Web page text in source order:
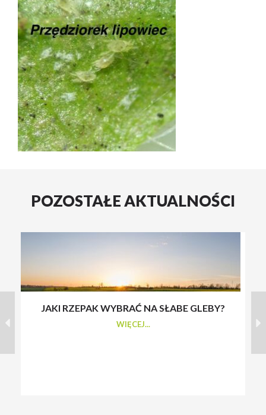
POZOSTAŁE AKTUALNOŚCI
JAKI RZEPAK WYBRAĆ NA SŁABE GLEBY?
WIĘCEJ...